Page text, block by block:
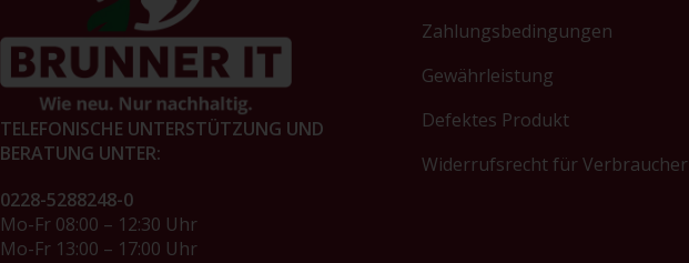
TELEFONISCHE UNTERSTÜTZUNG UND
BERATUNG UNTER:
0228-5288248-0
Mo-Fr 08:00 – 12:30 Uhr
Mo-Fr 13:00 – 17:00 Uhr
Zahlungsbedingungen
Gewährleistung
Defektes Produkt
Widerrufsrecht für Verbraucher